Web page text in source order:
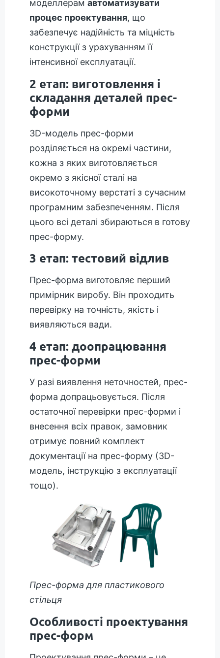
моделлерам автоматизувати
процес проектування, що
забезпечує надійність та міцність
конструкції з урахуванням її
інтенсивної експлуатації.
2 етап: виготовлення і
складання деталей прес-
форми
3D-модель прес-форми
розділяється на окремі частини,
кожна з яких виготовляється
окремо з якісної сталі на
високоточному верстаті з сучасним
програмним забезпеченням. Після
цього всі деталі збираються в готову
прес-форму.
3 етап: тестовий відлив
Прес-форма виготовляє перший
примірник виробу. Він проходить
перевірку на точність, якість і
виявляються вади.
4 етап: доопрацювання
прес-форми
У разі виявлення неточностей, прес-
форма допрацьовується. Після
остаточної перевірки прес-форми і
внесення всіх правок, замовник
отримує повний комплект
документації на прес-форму (3D-
модель, інструкцію з експлуатації
тощо).
Прес-форма для пластикового
стільця
Особливості проектування
прес-форм